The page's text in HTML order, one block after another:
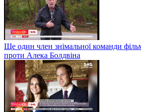
Ще один член знімальної команди
проти Алека Болдвіна